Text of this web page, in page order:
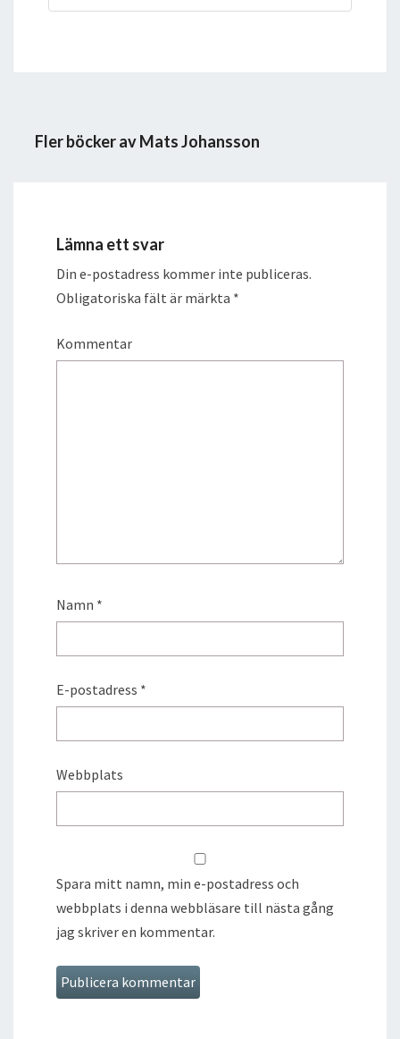
Fler böcker av Mats Johansson
Lämna ett svar
Din e-postadress kommer inte publiceras.
Obligatoriska fält är märkta *
Kommentar
Namn *
E-postadress *
Webbplats
Spara mitt namn, min e-postadress och
webbplats i denna webbläsare till nästa gång
jag skriver en kommentar.